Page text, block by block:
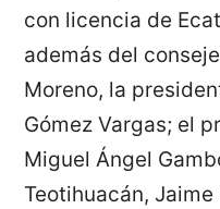
con licencia de
además del
Moreno, la
Gómez Vargas; el
Miguel Ángel
Teotihuacán,